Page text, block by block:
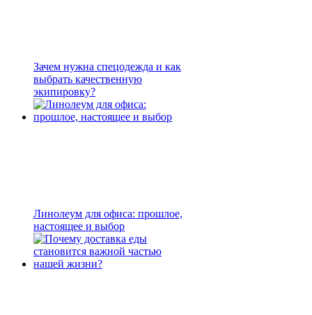
Зачем нужна спецодежда и как
выбрать качественную
экипировку?
Линолеум для офиса: прошлое,
настоящее и выбор